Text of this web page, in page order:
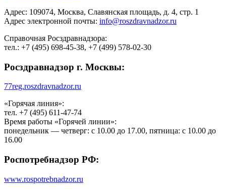
Адрес: 109074, Москва, Славянская площадь, д. 4, стр. 1
Адрес электронной почты: info@roszdravnadzor.ru
Справочная Росздравнадзора:
тел.: +7 (495) 698-45-38, +7 (499) 578-02-30
Росздравнадзор г. Москвы:
77reg.roszdravnadzor.ru
«Горячая линия»:
тел. +7 (495) 611-47-74
Время работы «Горячей линии»:
понедельник — четверг: с 10.00 до 17.00, пятница: c 10.00 до
16.00
Роспотребнадзор РФ:
www.rospotrebnadzor.ru